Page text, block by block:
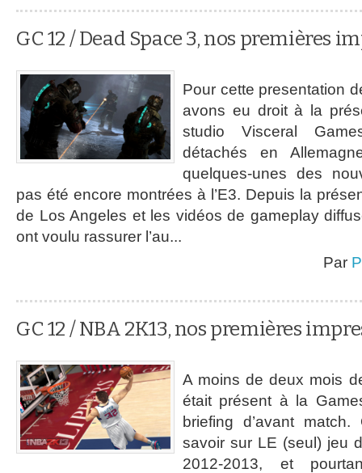
GC 12 / Dead Space 3, nos premières
Pour cette presentation
avons eu droit à la
studio Visceral
détachés en
quelques-unes des
pas été encore montrées à l’E3. Depuis la
de Los Angeles et les vidéos de gameplay
ont voulu rassurer l’au...
Par
GC 12 / NBA 2K13, nos premières
A moins de deux mois
était présent à la
briefing d’avant
savoir sur LE (seul) jeu
2012-2013, et